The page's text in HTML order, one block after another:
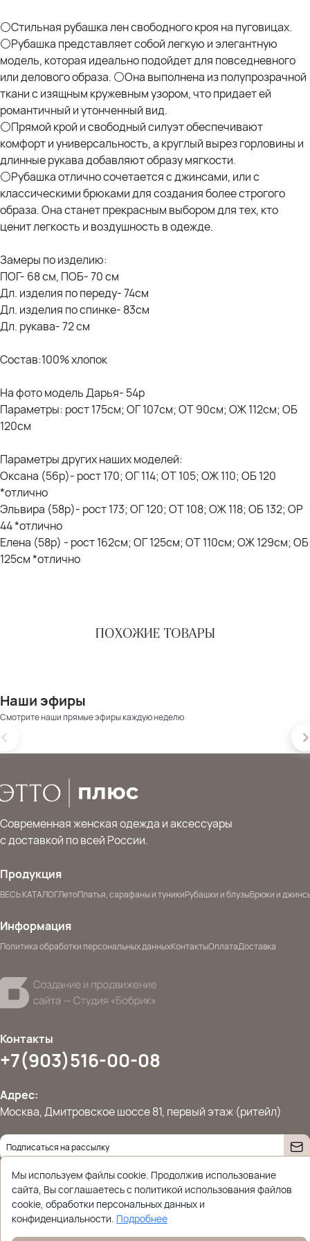
⚪Стильная рубашка лен свободного кроя на пуговицах.
⚪Рубашка представляет собой легкую и элегантную
модель, которая идеально подойдет для повседневного
или делового образа. ⚪Она выполнена из полупрозрачной
ткани с изящным кружевным узором, что придает ей
романтичный и утонченный вид.
⚪Прямой крой и свободный силуэт обеспечивают
комфорт и универсальность, а круглый вырез горловины и
длинные рукава добавляют образу мягкости.
⚪Рубашка отлично сочетается с джинсами, или с
классическими брюками для создания более строгого
образа. Она станет прекрасным выбором для тех, кто
ценит легкость и воздушность в одежде.
Замеры по изделию:
ПОГ- 68 см, ПОБ- 70 см
Дл. изделия по переду- 74см
Дл. изделия по спинке- 83см
Дл. рукава- 72 см
Состав:100% хлопок
На фото модель Дарья- 54р
Параметры: рост 175см; ОГ 107см; ОТ 90см; ОЖ 112см; ОБ
120см
Параметры других наших моделей:
Оксана (56р)- рост 170; ОГ 114; ОТ 105; ОЖ 110; ОБ 120
*отлично
Эльвира (58р)- рост 173; ОГ 120; ОТ 108; ОЖ 118; ОБ 132; ОР
44 *отлично
Елена (58р) - рост 162см; ОГ 125см; ОТ 110см; ОЖ 129см; ОБ
125см *отлично
ПОХОЖИЕ ТОВАРЫ
Наши эфиры
Смотрите наши прямые эфиры каждую неделю
Современная женская одежда и аксессуары
с доставкой по всей России.
Продукция
ВЕСЬ КАТАЛОГЛетоПлатья, сарафаны и туникиРубашки и блузыБрюки и
Информация
Политика обработки персональных данныхКонтактыОплатаДоставка
Контакты
+7(903)516-00-08
Адрес:
Москва, Дмитровское шоссе 81, первый этаж (ритейл)
© 2026 Ettoplus.ru — Все права защищены.
Политика конфиденциальности
Мы используем файлы cookie. Продолжив использование
сайта, Вы соглашаетесь с политикой использования файлов
cookie, обработки персональных данных и
конфиденциальности. Подробнее